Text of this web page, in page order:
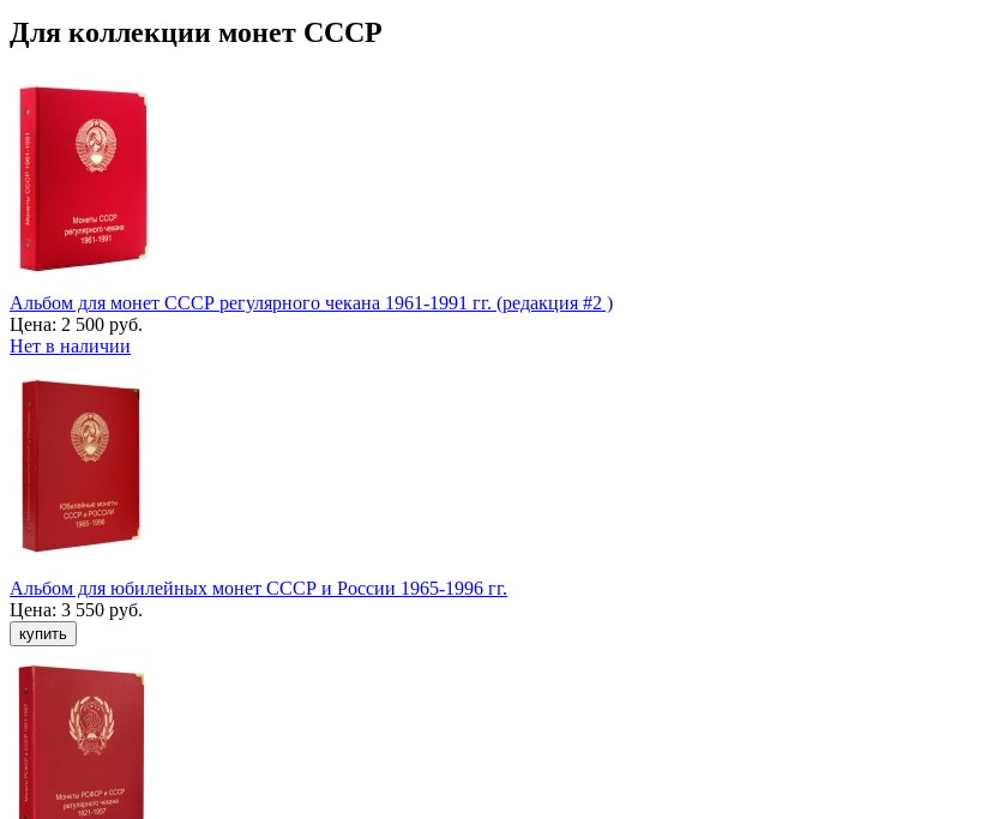
Для коллекции монет СССР
Альбом для монет СССР регулярного чекана 1961-1991 гг. (редакция #2 )
Цена: 2 500 руб.
Нет в наличии
Альбом для юбилейных монет СССР и России 1965-1996 гг.
Цена: 3 550 руб.